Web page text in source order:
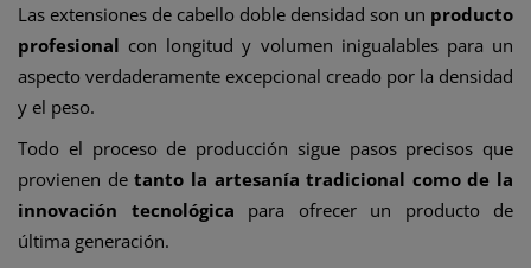
Las extensiones de cabello doble densidad son un producto
profesional con longitud y volumen inigualables para un
aspecto verdaderamente excepcional creado por la densidad
y el peso.
Todo el proceso de producción sigue pasos precisos que
provienen detanto la artesanía tradicional como de la
innovación tecnológica para ofrecer un producto de
última generación.